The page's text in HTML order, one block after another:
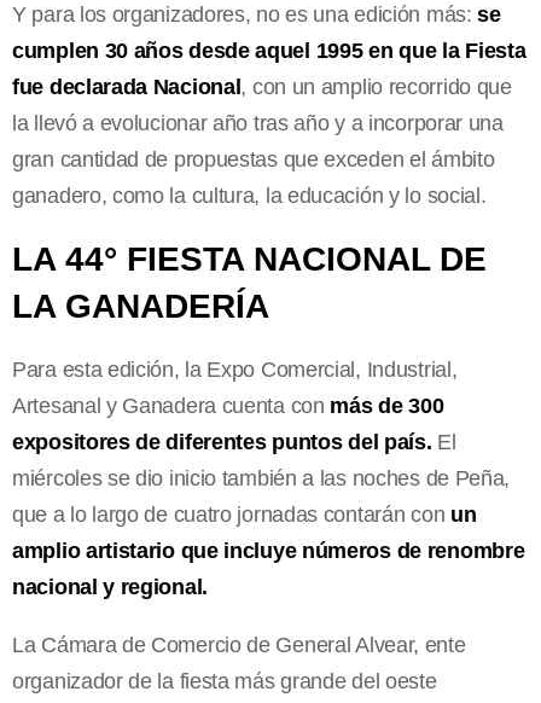
Y para los organizadores, no es una edición más: se
cumplen 30 años desde aquel 1995 en que la Fiesta
fue declarada Nacional, con un amplio recorrido que
la llevó a evolucionar año tras año y a incorporar una
gran cantidad de propuestas que exceden el ámbito
ganadero, como la cultura, la educación y lo social.
LA 44° FIESTA NACIONAL DE
LA GANADERÍA
Para esta edición, la Expo Comercial, Industrial,
Artesanal y Ganadera cuenta con más de 300
expositores de diferentes puntos del país. El
miércoles se dio inicio también a las noches de Peña,
que a lo largo de cuatro jornadas contarán con un
amplio artistario que incluye números de renombre
nacional y regional.
La Cámara de Comercio de General Alvear, ente
organizador de la fiesta más grande del oeste